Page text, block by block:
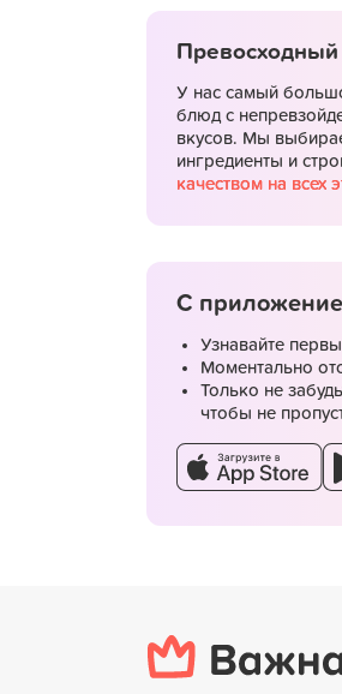
Самовывоз со
Превосходный
У нас самый
блюд с
вкусов. Мы
ингредиенты и
качеством на всех
С
Узнавайте
Моментально
Только не
чтобы не